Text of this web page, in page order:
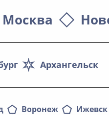
Москва
Архангельск
Воронеж Ижевск